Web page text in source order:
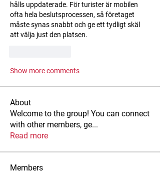
hålls uppdaterade. För turister är mobilen
ofta hela beslutsprocessen, så företaget
måste synas snabbt och ge ett tydligt skäl
att välja just den platsen.
Show more comments
About
Welcome to the group! You can connect
with other members, ge...
Read more
Members